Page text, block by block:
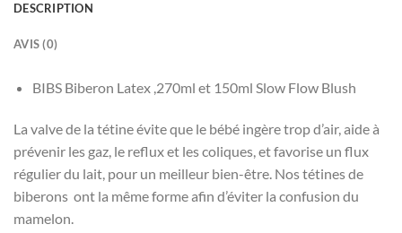
DESCRIPTION
AVIS (0)
BIBS Biberon Latex ,270ml et 150ml Slow Flow Blush
La valve de la tétine évite que le bébé ingère trop d’air, aide à
prévenir les gaz, le reflux et les coliques, et favorise un flux
régulier du lait, pour un meilleur bien-être. Nos tétines de
biberons ont la même forme afin d’éviter la confusion du
mamelon.